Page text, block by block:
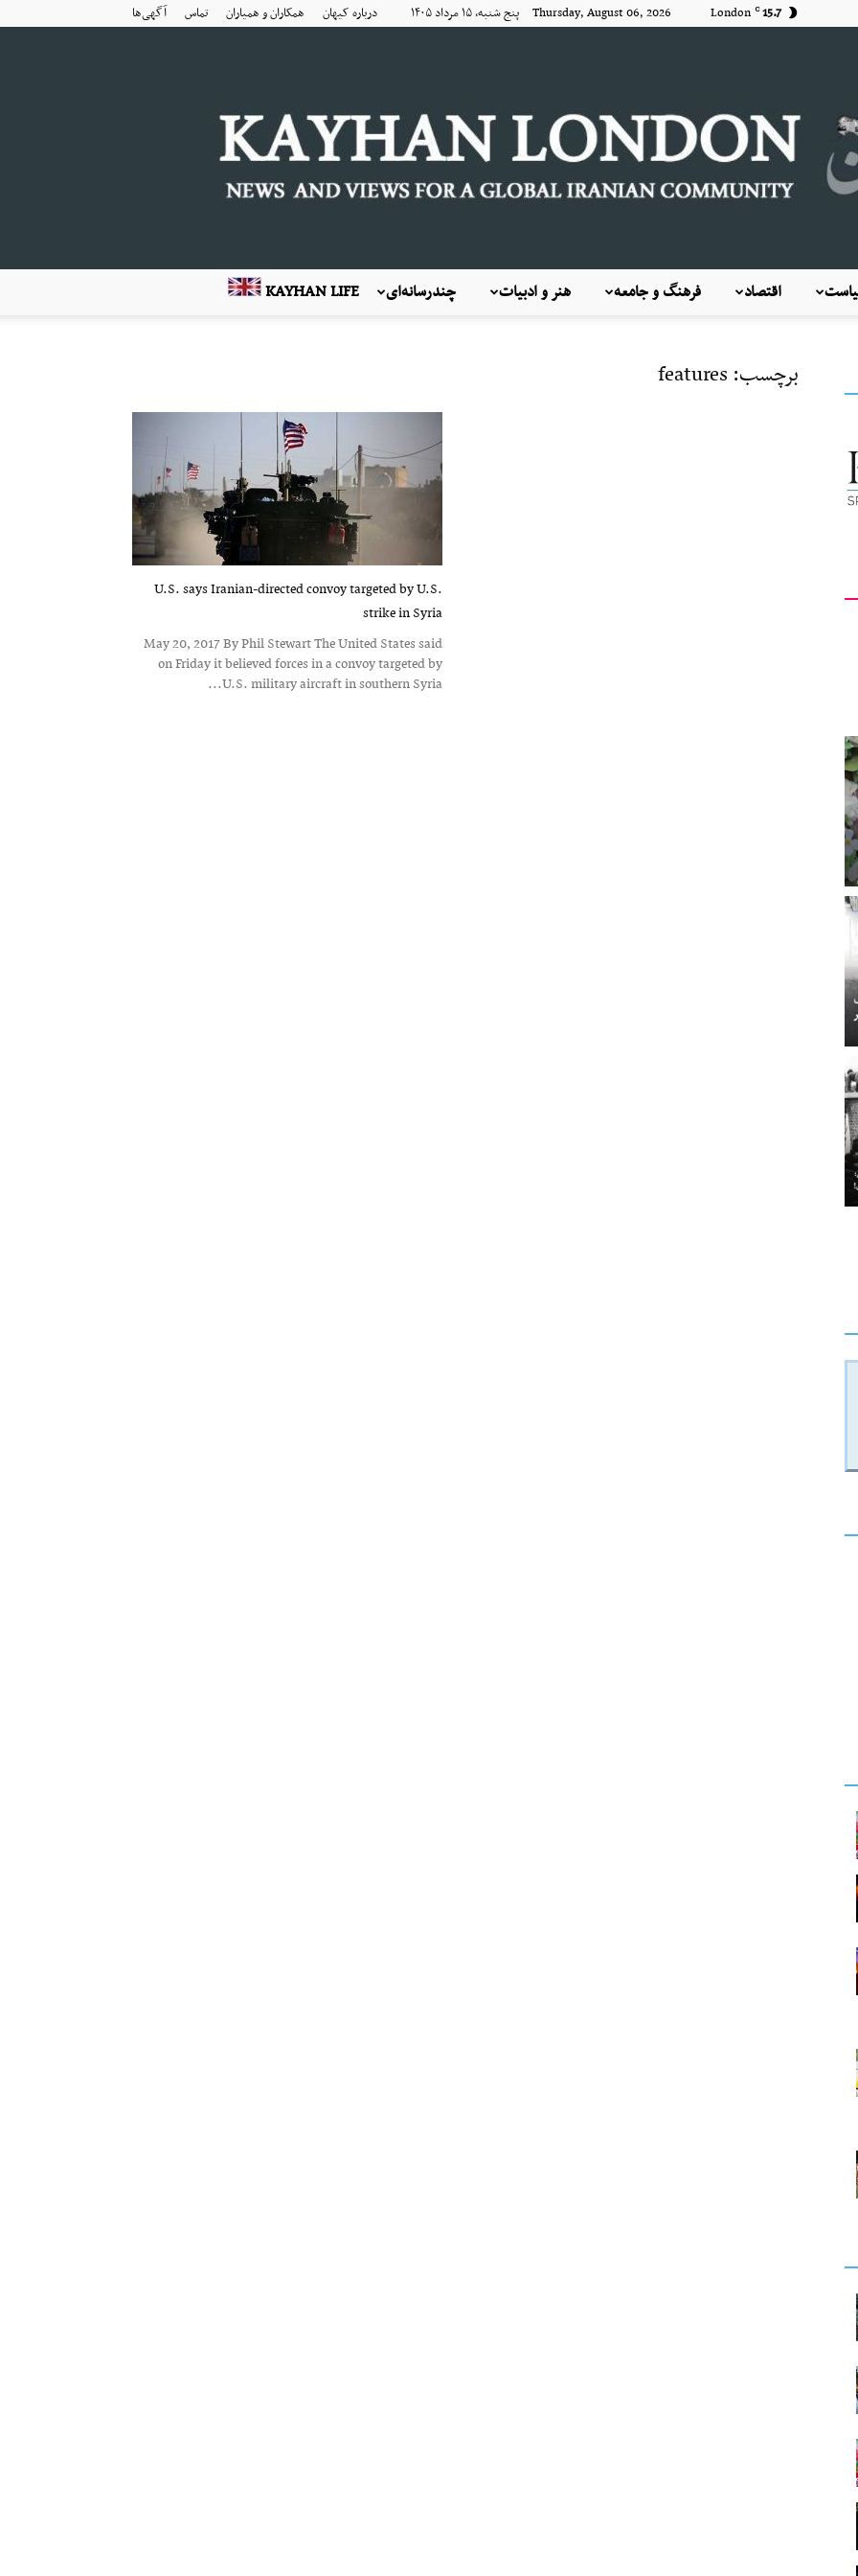
15.7
C
London Thursday, August 06, 2026 پنج شنبه, ۱۵ مرداد ۱۴۰۵ درباره کیهان همکاران و همیاران تماس آگهی‌ها
KAYHAN LIFE چندرسانه‌ای هنر و ادبیات فرهنگ و جامعه اقتصاد
برچسب: features
U.S. says Iranian-directed convoy targeted by U.S.
strike in Syria
May 20, 2017 By Phil Stewart The United States said
on Friday it believed forces in a convoy targeted by
U.S. military aircraft in southern Syria...